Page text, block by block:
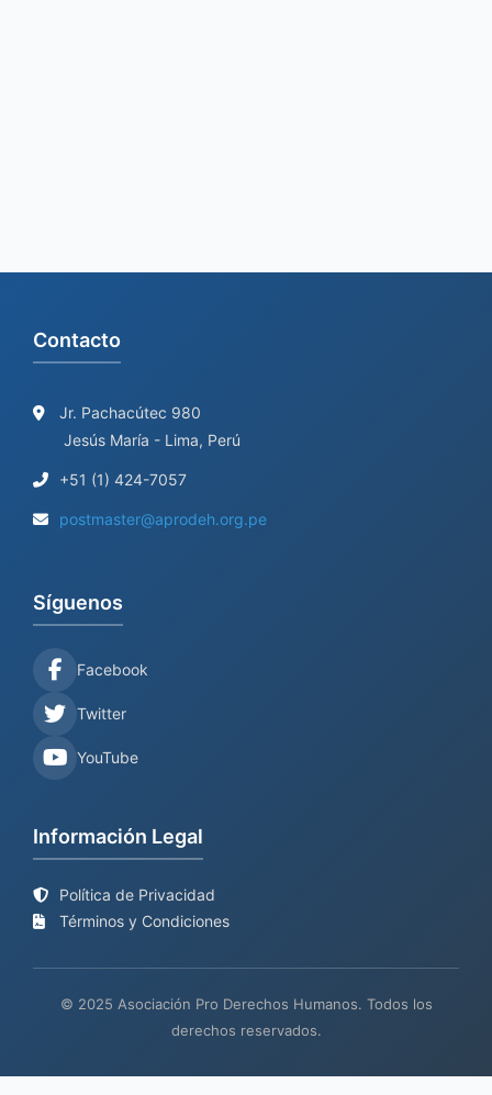
Contacto
Jr. Pachacútec 980
Jesús María - Lima, Perú
+51 (1) 424-7057
postmaster@aprodeh.org.pe
Síguenos
Facebook
Twitter
YouTube
Información Legal
Política de Privacidad
Términos y Condiciones
© 2025 Asociación Pro Derechos Humanos. Todos los
derechos reservados.